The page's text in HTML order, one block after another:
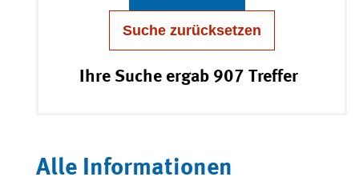
Suche zurücksetzen
Ihre Suche ergab 907 Treffer
Alle Informationen